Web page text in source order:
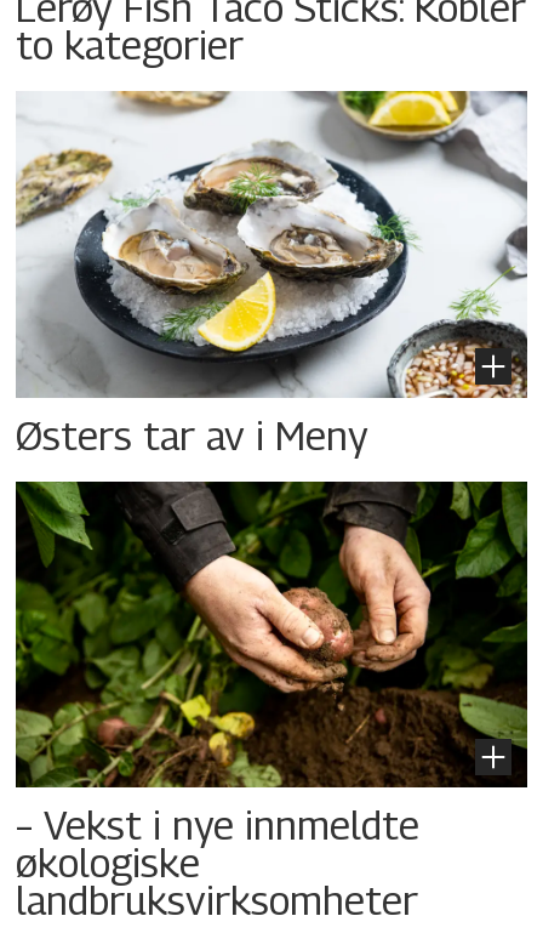
to kategorier
Østers tar av i Meny
– Vekst i nye innmeldte
økologiske
landbruksvirksomheter